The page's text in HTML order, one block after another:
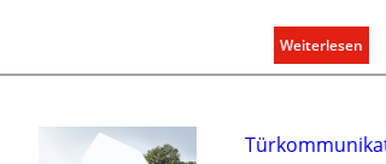
Weiterlesen:
E
C